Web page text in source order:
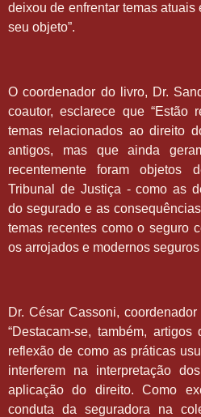
deixou de enfrentar temas
seu objeto”.
O coordenador do livro, Dr.
coautor, esclarece que “Estão
temas relacionados ao direito
antigos, mas que ainda
recentemente foram objetos
Tribunal de Justiça - como as
do segurado e as
temas recentes como o seguro
os arrojados e modernos seguros
Dr. César Cassoni,
“Destacam-se, também,
reflexão de como as práticas
interferem na interpretação
aplicação do direito. Como
conduta da seguradora na